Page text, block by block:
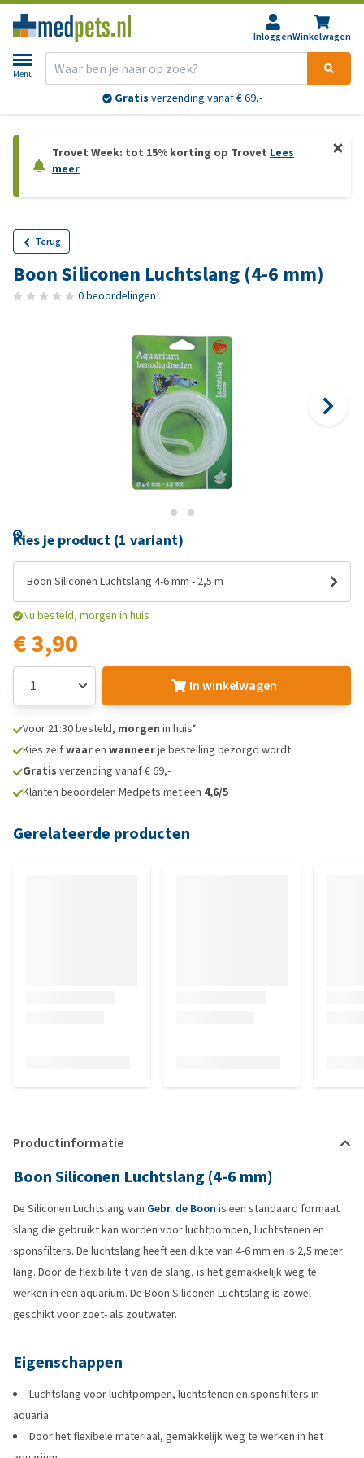
InloggenWinkelwagen
Menu
Gratis verzending vanaf € 69,-
Trovet Week: tot 15% korting op Trovet Lees
meer
Terug
Boon Siliconen Luchtslang (4-6 mm)
0 beoordelingen
Kies je product (1 variant)
Boon Siliconen Luchtslang 4-6 mm - 2,5 m
Nu besteld, morgen in huis
€ 3,90
In winkelwagen
Voor 21:30 besteld, morgen in huis*
Kies zelfwaaren wanneerje bestelling bezorgd wordt
Gratis verzending vanaf € 69,-
Klanten beoordelen Medpets met een 4,6/5
Gerelateerde producten
Productinformatie
Boon Siliconen Luchtslang (4-6 mm)
De Siliconen Luchtslang van Gebr. de Boon is een standaard formaat
slang die gebruikt kan worden voor luchtpompen, luchtstenen en
sponsfilters. De luchtslang heeft een dikte van 4-6 mm en is 2,5 meter
lang. Door de flexibiliteit van de slang, is het gemakkelijk weg te
werken in een aquarium. De Boon Siliconen Luchtslang is zowel
geschikt voor zoet- als zoutwater.
Eigenschappen
Luchtslang voor luchtpompen, luchtstenen en sponsfilters in
aquaria
Door het flexibele materiaal, gemakkelijk weg te werken in het